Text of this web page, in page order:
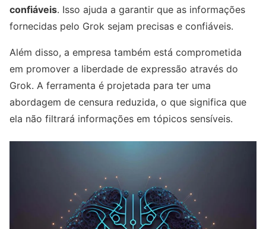
confiáveis. Isso ajuda a garantir que as informações
fornecidas pelo Grok sejam precisas e confiáveis.
Além disso, a empresa também está comprometida
em promover a liberdade de expressão através do
Grok. A ferramenta é projetada para ter uma
abordagem de censura reduzida, o que significa que
ela não filtrará informações em tópicos sensíveis.